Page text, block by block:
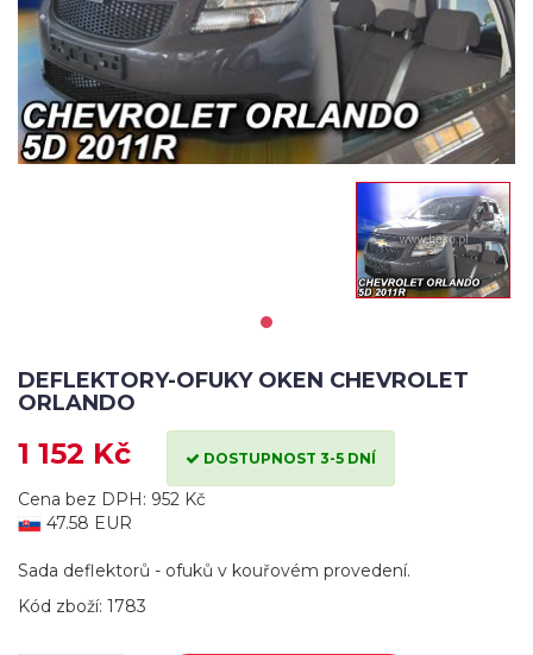
DEFLEKTORY-OFUKY OKEN CHEVROLET
ORLANDO
1 152 Kč DOSTUPNOST 3-5 DNÍ
Cena bez DPH: 952 Kč
47.58 EUR
Sada deflektorů - ofuků v kouřovém provedení.
Kód zboží: 1783